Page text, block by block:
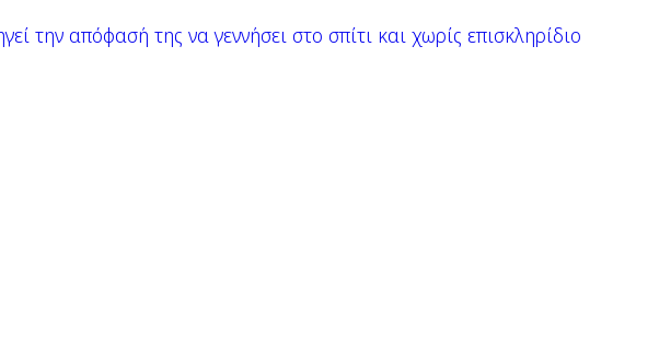
την απόφασή της να γεννήσει στο σπίτι και χωρίς επισκληρίδιο